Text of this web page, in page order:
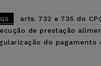
arts. 732 e 735 do
de prestação
do pagamento